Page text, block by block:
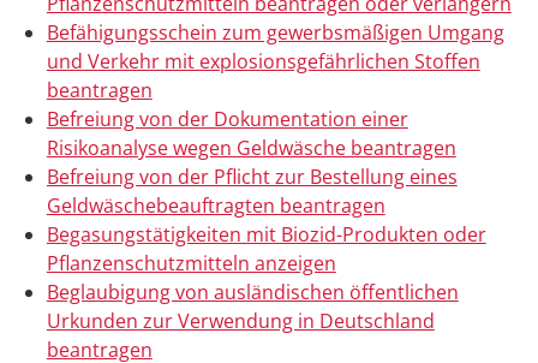
Befähigungsschein zum gewerbsmäßigen Umgang
und Verkehr mit explosionsgefährlichen Stoffen
beantragen
Befreiung von der Dokumentation einer
Risikoanalyse wegen Geldwäsche beantragen
Befreiung von der Pflicht zur Bestellung eines
Geldwäschebeauftragten beantragen
Begasungstätigkeiten mit Biozid-Produkten oder
Pflanzenschutzmitteln anzeigen
Beglaubigung von ausländischen öffentlichen
Urkunden zur Verwendung in Deutschland
beantragen